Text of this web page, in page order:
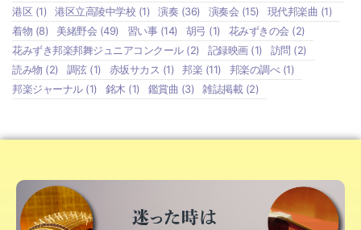
港区 (1) 港区立高陵中学校 (1) 演奏 (36) 演奏会 (15) 現代邦楽曲 (1)
着物 (8) 美緒野会 (49) 習い事(14) 胡弓 (1) 花みずきの会 (2)
花みずき邦楽邦舞ジュニアコンクール(2) 記録映画(1) 訪問 (2)
読み物 (2) 調弦(1) 赤坂サカス (1) 邦楽 (11) 邦楽の調べ(1)
邦楽ジャーナル(1) 銘木 (1) 鑑賞曲 (3) 雑誌掲載(2)